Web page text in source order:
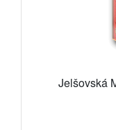
Jelšovská